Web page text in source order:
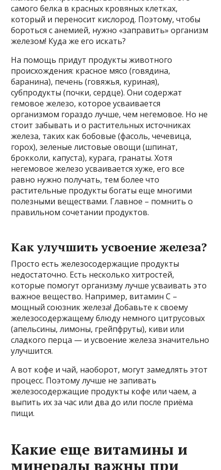
самого белка в красных кровяных клетках,
который и переносит кислород. Поэтому, чтобы
бороться с анемией, нужно «заправить» организм
железом! Куда же его искать?
На помощь придут продукты животного
происхождения: красное мясо (говядина,
баранина), печень (говяжья, куриная),
субпродукты (почки, сердце). Они содержат
гемовое железо, которое усваивается
организмом гораздо лучше, чем негемовое. Но не
стоит забывать и о растительных источниках
железа, таких как бобовые (фасоль, чечевица,
горох), зеленые листовые овощи (шпинат,
брокколи, капуста), курага, гранаты. Хотя
негемовое железо усваивается хуже, его все
равно нужно получать, тем более что
растительные продукты богаты еще многими
полезными веществами. Главное – помнить о
правильном сочетании продуктов.
Как улучшить усвоение железа?
Просто есть железосодержащие продукты
недостаточно. Есть несколько хитростей,
которые помогут организму лучше усваивать это
важное вещество. Например, витамин С –
мощный союзник железа! Добавьте к своему
железосодержащему блюду немного цитрусовых
(апельсины, лимоны, грейпфруты), киви или
сладкого перца — и усвоение железа значительно
улучшится.
А вот кофе и чай, наоборот, могут замедлять этот
процесс. Поэтому лучше не запивать
железосодержащие продукты кофе или чаем, а
выпить их за час или два до или после приёма
пищи.
Какие еще витамины и
минералы важны при